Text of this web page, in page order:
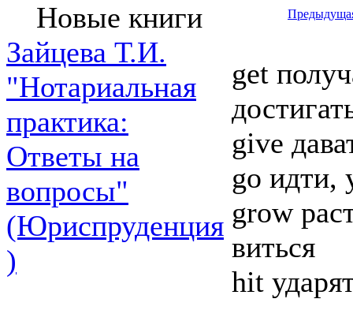
Новые книги
Зайцева Т.И.
"Нотариальная
практика:
Ответы на
вопросы"
(Юриспруденция
)
get
give
go идти,
grow
виться
hit